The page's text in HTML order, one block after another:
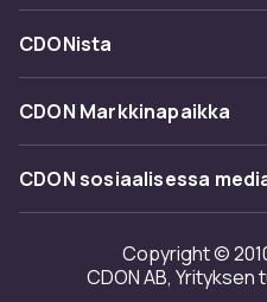
Ota yhteyttä
Toimitus
Takaisinvedot
Kategoriat
Tuotemerkit
CDONista
Tietoa meistä
Asiakasarvionnit
Investor relations
Saavutettavuusseloste
CDON Markkinapaikka
Merchant Help Center
CDON sosiaalisessa
Copyright ©
CDON AB,